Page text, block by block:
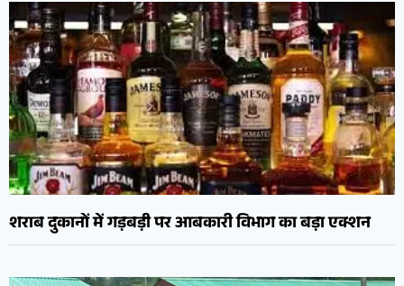
शराब दुकानों में गड़बड़ी पर आबकारी विभाग का बड़ा एक्शन